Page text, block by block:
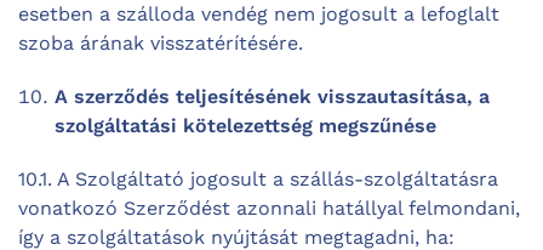
esetben a szálloda vendég nem jogosult a lefoglalt
szoba árának visszatérítésére.
A szerződés teljesítésének visszautasítása, a
szolgáltatási kötelezettség megszűnése
10.1. A Szolgáltató jogosult a szállás-szolgáltatásra
vonatkozó Szerződést azonnali hatállyal felmondani,
így a szolgáltatások nyújtását megtagadni, ha: